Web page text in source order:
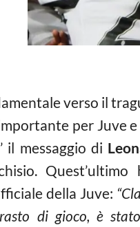
verso il
per Juve
il messaggio di
della Juve:
di gioco, è